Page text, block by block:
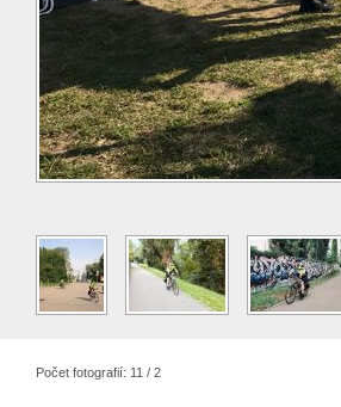
Počet fotografií: 11 / 2